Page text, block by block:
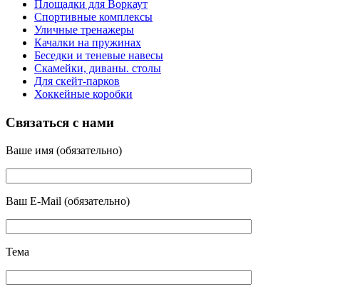
Площадки для Воркаут
Спортивные комплексы
Уличные тренажеры
Качалки на пружинах
Беседки и теневые навесы
Скамейки, диваны. столы
Для скейт-парков
Хоккейные коробки
Связаться с нами
Ваше имя (обязательно)
Ваш E-Mail (обязательно)
Тема